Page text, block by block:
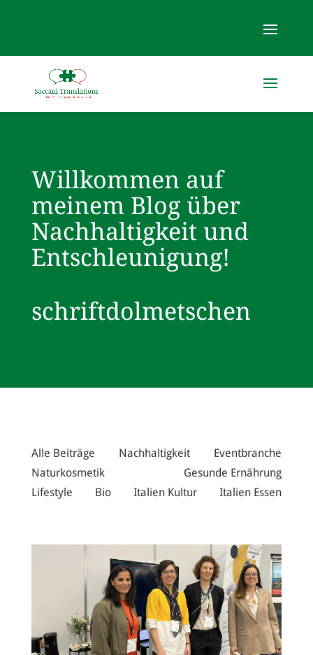
Willkommen auf
meinem Blog über
Nachhaltigkeit und
Entschleunigung!
schriftdolmetschen
Alle Beiträge Nachhaltigkeit
Eventbranche
Naturkosmetik
Gesunde Ernährung
Lifestyle
Bio Italien Kultur Italien Essen